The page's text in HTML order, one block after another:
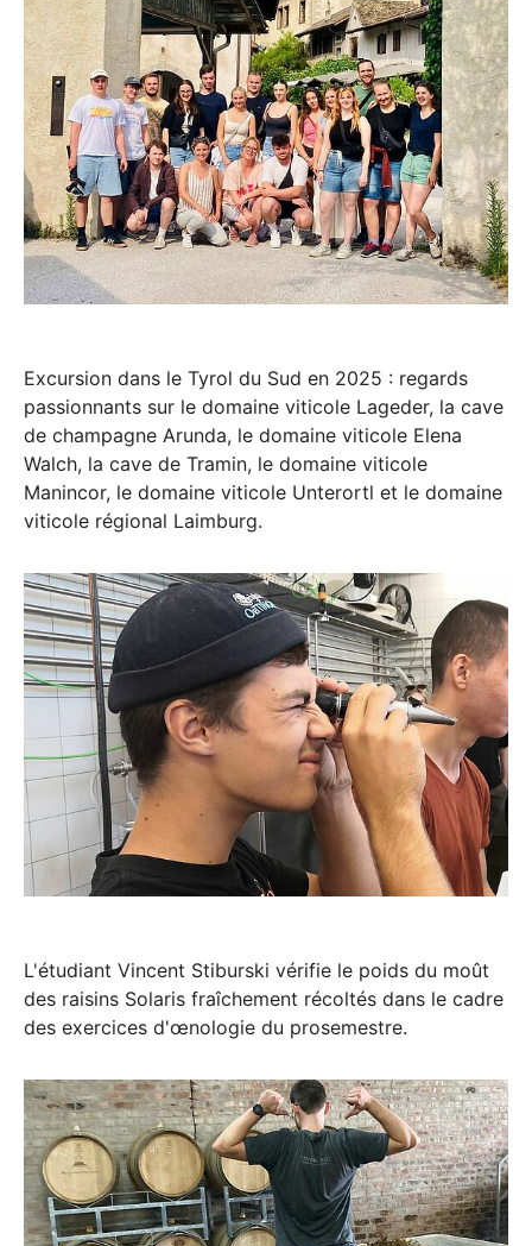
Excursion dans le Tyrol du Sud en 2025 : regards
passionnants sur le domaine viticole Lageder, la cave
de champagne Arunda, le domaine viticole Elena
Walch, la cave de Tramin, le domaine viticole
Manincor, le domaine viticole Unterortl et le domaine
viticole régional Laimburg.
L'étudiant Vincent Stiburski vérifie le poids du moût
des raisins Solaris fraîchement récoltés dans le cadre
des exercices d'œnologie du prosemestre.